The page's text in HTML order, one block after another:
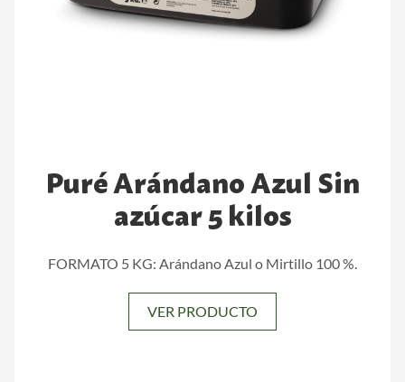
Puré Arándano Azul Sin
azúcar 5 kilos
FORMATO 5 KG: Arándano Azul o Mirtillo 100 %.
VER PRODUCTO